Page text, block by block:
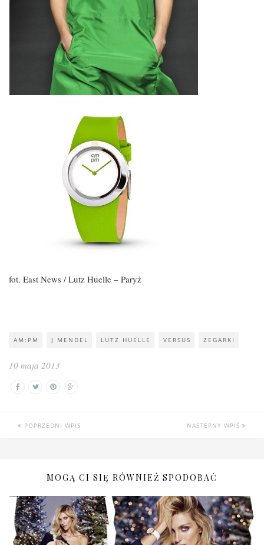
fot. East News / Lutz Huelle – Paryż
AM:PM J MENDEL LUTZ HUELLE VERSUS ZEGARKI
10 maja 2013
POPRZEDNI WPIS NASTĘPNY WPIS
MOGĄ CI SIĘ RÓWNIEŻ SPODOBAĆ